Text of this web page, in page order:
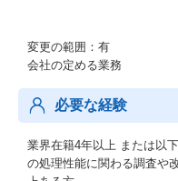
変更の範囲：有
会社の定める業務
必要な経験
業界在籍4年以上 または以
の処理性能に関わる調査や